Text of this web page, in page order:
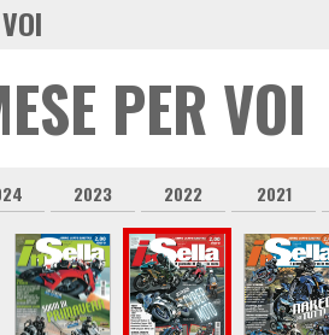
PER VOI
2023 2022 2021